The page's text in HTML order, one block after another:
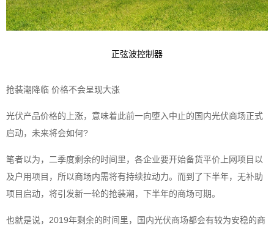
正弦波控制器
抢装潮降临 价格不会呈现大涨
光伏产品价格的上涨，意味着此前一向堕入中止的国内光伏商场正式
启动，未来将会如何?
笔者以为，二季度剩余的时间里，各企业要开始备货平价上网项目以
及户用项目，所以商场内需将有持续拉动力。而到了下半年，无补助
项目启动，将引发新一轮的抢装潮，下半年的商场可期。
也就是说，2019年剩余的时间里，国内光伏商场都会有较为安稳的商